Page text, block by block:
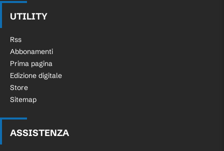
UTILITY
Rss
Abbonamenti
Prima pagina
Edizione digitale
Store
Sitemap
ASSISTENZA